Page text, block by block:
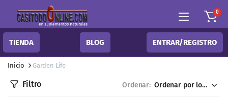
0
TIENDA BLOG ENTRAR/REGISTRO
Inicio Garden Life
Filtro Ordenar: